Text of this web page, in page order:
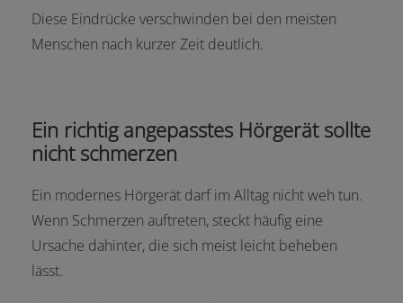
Diese Eindrücke verschwinden bei den meisten
Menschen nach kurzer Zeit deutlich.
Ein richtig angepasstes Hörgerät sollte
nicht schmerzen
Ein modernes Hörgerät darf im Alltag nicht weh tun.
Wenn Schmerzen auftreten, steckt häufig eine
Ursache dahinter, die sich meist leicht beheben
lässt.